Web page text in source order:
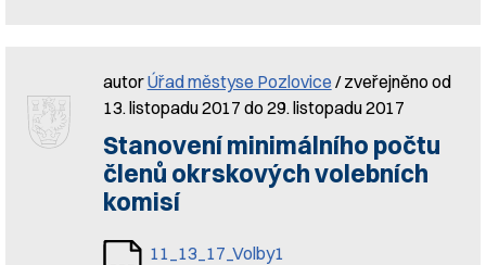
autorÚřad městyse Pozlovice / zveřejněno od
13. listopadu 2017 do 29. listopadu 2017
Stanovení minimálního počtu
členů okrskových volebních
komisí
11_13_17_Volby1